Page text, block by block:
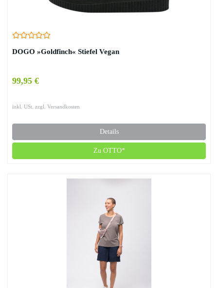
DOGO »Goldfinch« Stiefel Vegan
99,95 €
inkl. USt. zzgl. Versandkosten
Details
Zu OTTO*